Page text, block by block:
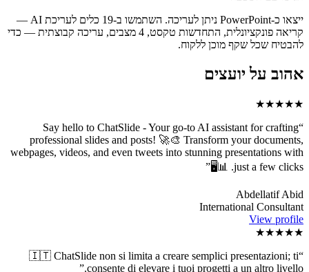
ייצאו כ-PowerPoint ניתן לעריכה. השתמשו ב-19 כלים לעריכת AI —
קריאה פונקציונלית, התחדשות טקסט, 4 מצבים, עריכה קבוצתית — כדי
להבטיח שכל שקף מוכן ללקוח.
אהוב על יועצים
★★★★★
“
Say hello to ChatSlide - Your go-to AI assistant for crafting
professional slides and posts! 🚀🎨 Transform your documents,
webpages, videos, and even tweets into stunning presentations with
just a few clicks. 📊🖥️
”
Abdellatif Abid
International Consultant
View profile
★★★★★
“
🇮🇹 ChatSlide non si limita a creare semplici presentazioni; ti
consente di elevare i tuoi progetti a un altro livello.
”